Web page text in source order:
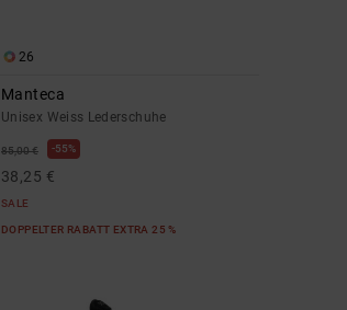
26
Manteca
Unisex Weiss Lederschuhe
85,00 € 55%
38,25 €
SALE
DOPPELTER RABATT EXTRA 25 %